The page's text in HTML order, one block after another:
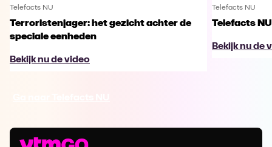
Telefacts NU
Terroristenjager: het gezicht achter de
speciale eenheden
Bekijk nu de video
Telefacts NU
Telefacts
Bekijk nu de